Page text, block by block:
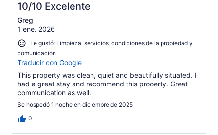
10/10 Excelente
Greg
1 ene. 2026
Le gustó: Limpieza, servicios, condiciones de la propiedad y
comunicación
Traducir con Google
This property was clean, quiet and beautifully situated. I
had a great stay and recommend this prooerty. Great
communication as well.
Se hospedó 1 noche en diciembre de 2025
0